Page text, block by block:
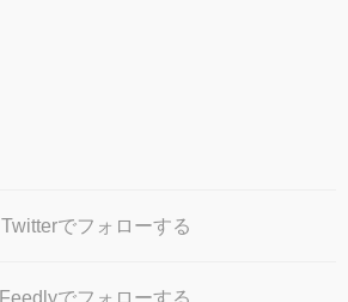
Twitterでフォローする
Feedlyでフォローする